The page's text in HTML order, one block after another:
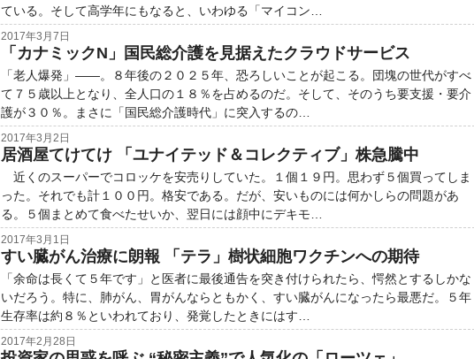
ている。そして高学年にもなると、いわゆる「マイコン…
2017年3月7日
「カナミックN」国民総介護を見据えたクラウドサービス
「老人爆発」――。８年後の２０２５年、恐ろしいことが起こる。団塊の世代がすべ
て７５歳以上となり、全人口の１８％を占めるのだ。そして、そのうち要支援・要介
護が３０％。まさに「国民総介護時代」に突入するの…
2017年3月2日
居酒屋てけてけ 「ユナイテッド＆コレクティブ」株急騰中
近くのスーパーでコロッケを安売りしていた。１個１９円。思わず５個買ってしま
った。それでも計１００円。格安である。だが、安いものには何かしらの問題があ
る。５個まとめて食べたせいか、翌日には顔中にデキモ…
2017年3月1日
すい臓がん治療に朗報 「テラ」樹状細胞ワクチンへの期待
「余命は長くて５年です」と医者に最後通告を突き付けられたら、愕然とするしかな
いだろう。特に、肺がん、胃がんならともかく、すい臓がんになったら最悪だ。５年
生存率は約８％といわれており、発覚したときにはす…
2017年2月28日